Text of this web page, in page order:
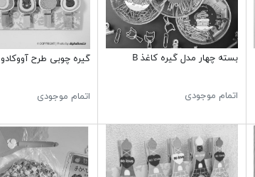
بسته چهار مدل گیره کاغذ B
اتمام موجودی
گیره چوبی طرح آووکادو
اتمام موجودی